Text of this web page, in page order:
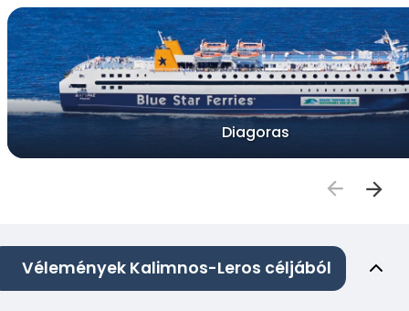
Diagoras
Vélemények Kalimnos-Leros céljából